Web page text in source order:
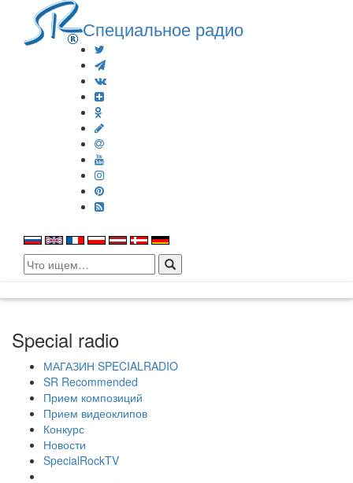
Специальное радио
Search
for:
Special radio
МАГАЗИН SPECIALRADIO
SR Recommended
Прием композиций
Прием видеоклипов
Конкурс
Новости
SpecialRockTV